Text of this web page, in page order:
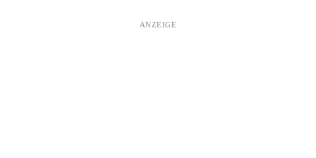
ANZEIGE